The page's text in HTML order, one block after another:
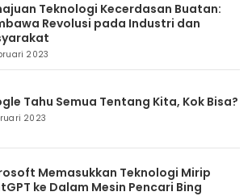
Teknologi Kecerdasan Buatan:
Revolusi pada Industri dan
2023
Tahu Semua Tentang Kita, Kok Bisa?
2023
Memasukkan Teknologi Mirip
ke Dalam Mesin Pencari Bing